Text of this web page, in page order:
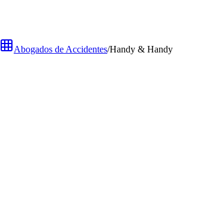
Abogados de Accidentes/Handy & Handy